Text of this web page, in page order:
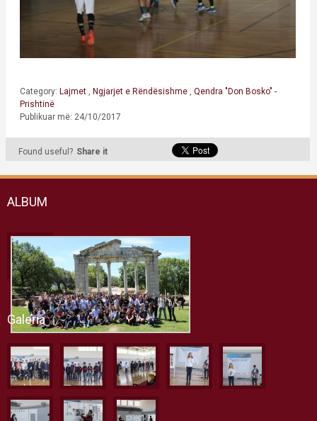
Category: Lajmet Ngjarjet e Rëndësishme
Qendra "Don Bosko" -
Prishtinë
Publikuar më: 24/10/2017
Found useful? Share it
ALBUM
Galeria